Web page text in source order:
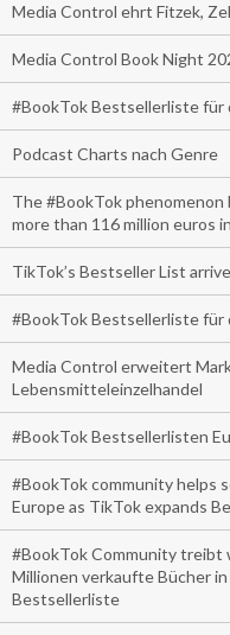
Media Control ehrt Fitzek,
Media Control Book Night
#BookTok Bestsellerliste für
Podcast Charts nach Genre
The #BookTok
more than 116 million euros
TikTok’s Bestseller List
#BookTok Bestsellerliste für
Media Control erweitert
Lebensmitteleinzelhandel
#BookTok Bestsellerlisten
#BookTok community helps
Europe as TikTok expands
#BookTok Community treibt
Millionen verkaufte Bücher
Bestsellerliste